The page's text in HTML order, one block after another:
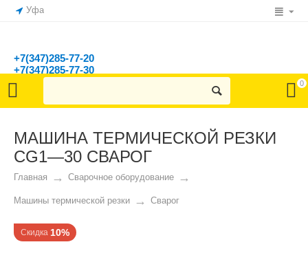
Уфа
+7(347)285-77-20
+7(347)285-77-30
г. Уфа, ул. Ленина, д. 150/1
0
МАШИНА ТЕРМИЧЕСКОЙ РЕЗКИ
CG1—30 СВАРОГ
Главная Сварочное оборудование
Машины термической резки Сварог
Скидка 10%